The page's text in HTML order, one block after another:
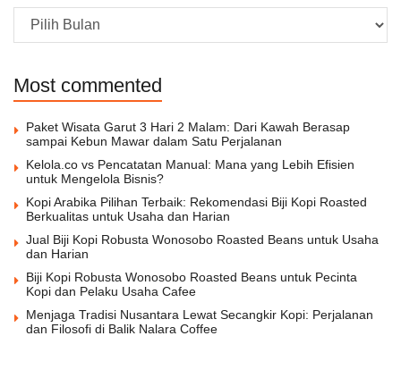
Archive
Most commented
Paket Wisata Garut 3 Hari 2 Malam: Dari Kawah Berasap
sampai Kebun Mawar dalam Satu Perjalanan
Kelola.co vs Pencatatan Manual: Mana yang Lebih Efisien
untuk Mengelola Bisnis?
Kopi Arabika Pilihan Terbaik: Rekomendasi Biji Kopi Roasted
Berkualitas untuk Usaha dan Harian
Jual Biji Kopi Robusta Wonosobo Roasted Beans untuk Usaha
dan Harian
Biji Kopi Robusta Wonosobo Roasted Beans untuk Pecinta
Kopi dan Pelaku Usaha Cafee
Menjaga Tradisi Nusantara Lewat Secangkir Kopi: Perjalanan
dan Filosofi di Balik Nalara Coffee